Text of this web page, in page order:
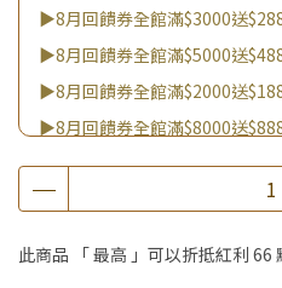
▶8月回饋券全館滿$3000送
▶8月回饋券全館滿$5000送
▶8月回饋券全館滿$2000送
▶8月回饋券全館滿$8000送
▶消費滿999｜享超值價$299加
▶全館不限消費金額｜享超值價
▶王國加購活動 訂單享超值優
此商品 「 最高 」可以折抵紅利 66